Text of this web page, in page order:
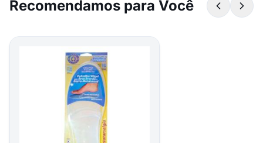
Recomendamos para Você